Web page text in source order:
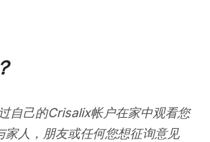
自己的Crisalix帐户在家中观看您
人，朋友或任何您想征询意见